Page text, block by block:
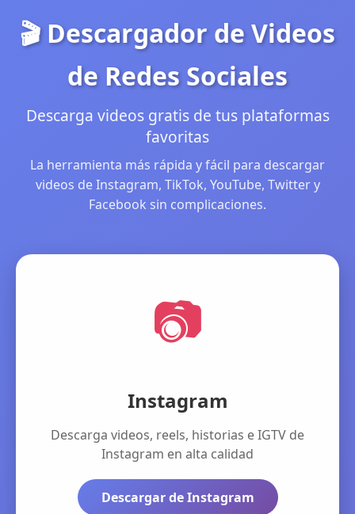
🎬 Descargador de Videos
de Redes Sociales
Descarga videos gratis de tus plataformas
favoritas
La herramienta más rápida y fácil para descargar
videos de Instagram, TikTok, YouTube, Twitter y
Facebook sin complicaciones.
📷
Instagram
Descarga videos, reels, historias e IGTV de
Instagram en alta calidad
Descargar de Instagram